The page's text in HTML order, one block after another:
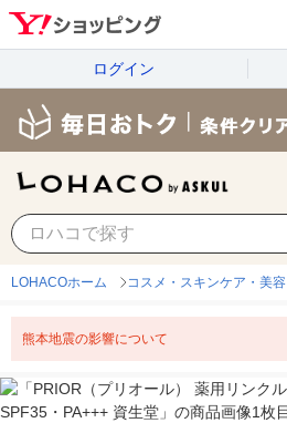
ログイン
LOHACOホーム コスメ・スキンケア・美容
熊本地震の影響について